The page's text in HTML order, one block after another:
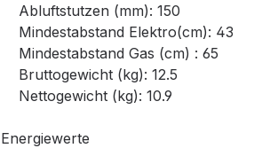
Abluftstutzen (mm): 150
Mindestabstand Elektro(cm): 43
Mindestabstand Gas (cm) : 65
Bruttogewicht (kg): 12.5
Nettogewicht (kg): 10.9
Energiewerte